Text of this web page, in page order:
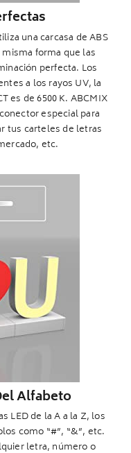
una carcasa de ABS
misma forma que las
perfecta. Los
a los rayos UV, la
es de 6500 K. ABCMIX
especial para
tus carteles de letras
etc.
Alfabeto
LED de la A a la Z, los
como “#”, “&”, etc.
letra, número o